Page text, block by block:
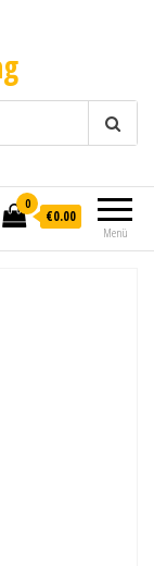
Menü
0
€0.00